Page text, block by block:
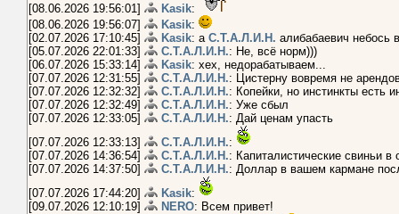
[08.06.2026 19:56:01] Kasik:
[08.06.2026 19:56:07]
Kasik:
[02.07.2026 17:10:45]
Kasik: а С.Т.А.Л.И.Н. алибабаевич небось
[05.07.2026 22:01:33]
С.Т.А.Л.И.Н.: Не, всё норм)))
[06.07.2026 15:33:14]
Kasik: хех, недорабатываем...
[07.07.2026 12:31:55]
С.Т.А.Л.И.Н.: Цистерну вовремя не
[07.07.2026 12:32:32]
С.Т.А.Л.И.Н.: Копейки, но инстинкты есть
[07.07.2026 12:32:49]
С.Т.А.Л.И.Н.: Уже сбыл
[07.07.2026 12:33:05]
С.Т.А.Л.И.Н.: Дай ценам упасть
[07.07.2026 12:33:13]
С.Т.А.Л.И.Н.:
[07.07.2026 14:36:54]
С.Т.А.Л.И.Н.: Капиталистические свиньи
[07.07.2026 14:37:50]
С.Т.А.Л.И.Н.: Доллар в вашем кармане
[07.07.2026 17:44:20]
Kasik:
[09.07.2026 12:10:19]
NERO: Всем привет!